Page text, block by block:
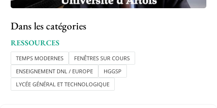
Dans les catégories
RESSOURCES
TEMPS MODERNES
FENÊTRES SUR COURS
ENSEIGNEMENT DNL / EUROPE
HGGSP
LYCÉE GÉNÉRAL ET TECHNOLOGIQUE